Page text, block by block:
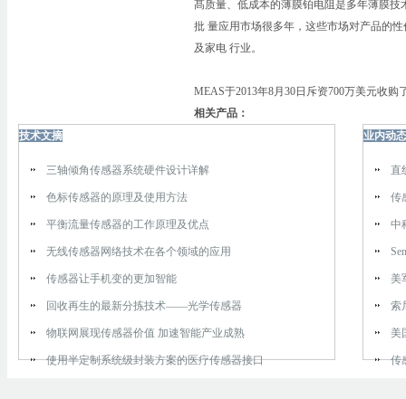
髙质量、低成本的薄膜铂电阻是多年薄膜技
批 量应用市场很多年，这些市场对产品的
及家电 行业。
MEAS于2013年8月30日斥资700万美元收购
相关产品：
技术文摘
三轴倾角传感器系统硬件设计详解
色标传感器的原理及使用方法
平衡流量传感器的工作原理及优点
无线传感器网络技术在各个领域的应用
传感器让手机变的更加智能
回收再生的最新分拣技术——光学传感器
物联网展现传感器价值 加速智能产业成熟
使用半定制系统级封装方案的医疗传感器接口
业内动态
直
传
中
美
索
美
传